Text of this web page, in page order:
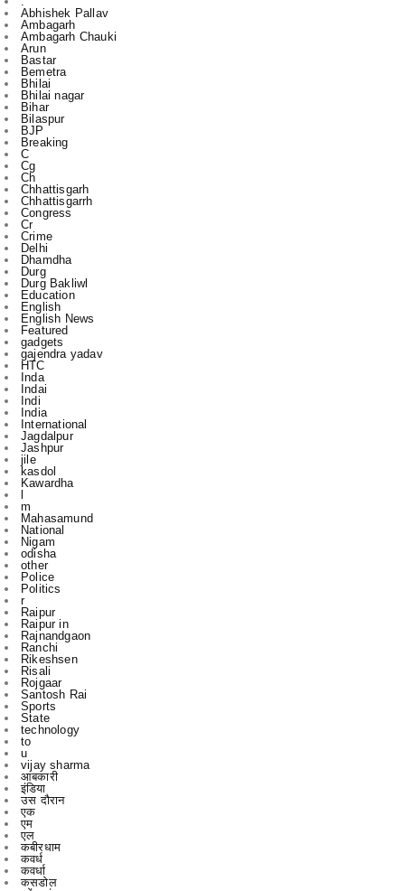
Bastar
Bemetra
Bhilai
Bhilai nagar
Bihar
Bilaspur
BJP
Breaking
C
Cg
Ch
Chhattisgarh
Chhattisgarrh
Congress
Cr
Crime
Delhi
Dhamdha
Durg
Durg Bakliwl
Education
English
English News
Featured
gadgets
gajendra yadav
HTC
Inda
Indai
Indi
India
International
Jagdalpur
Jashpur
jile
kasdol
Kawardha
l
m
Mahasamund
National
Nigam
odisha
other
Police
Politics
r
Raipur
Raipur in
Rajnandgaon
Ranchi
Rikeshsen
Risali
Rojgaar
Santosh Rai
Sports
State
technology
to
u
vijay sharma
आबकारी
इंडिया
उस दौरान
एक
एम
एल
कबीरधाम
कवर्ध
कवर्धा
कसडोल
कोंडागांव
ग्छत्तीसगढ़
ग्रामी
ग्रामीण